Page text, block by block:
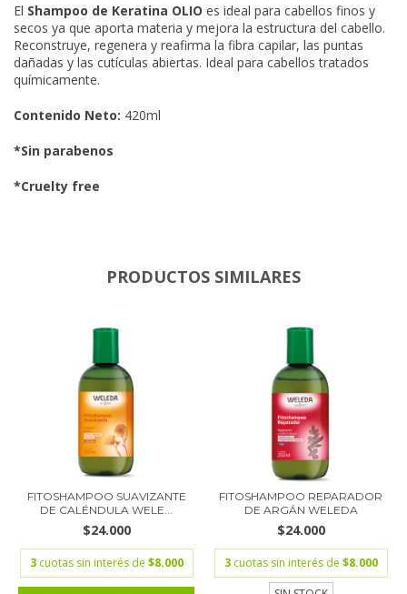
El Shampoo de Keratina OLIO es ideal para cabellos finos y
secos ya que aporta materia y mejora la estructura del cabello.
Reconstruye, regenera y reafirma la fibra capilar, las puntas
dañadas y las cutículas abiertas. Ideal para cabellos tratados
químicamente.
Contenido Neto: 420ml
*Sin parabenos
*Cruelty free
PRODUCTOS SIMILARES
FITOSHAMPOO SUAVIZANTE
DE CALÉNDULA WELE...
$24.000
3 cuotas sin interés de $8.000
FITOSHAMPOO REPARADOR
DE ARGÁN WELEDA
$24.000
3 cuotas sin interés de $8.000